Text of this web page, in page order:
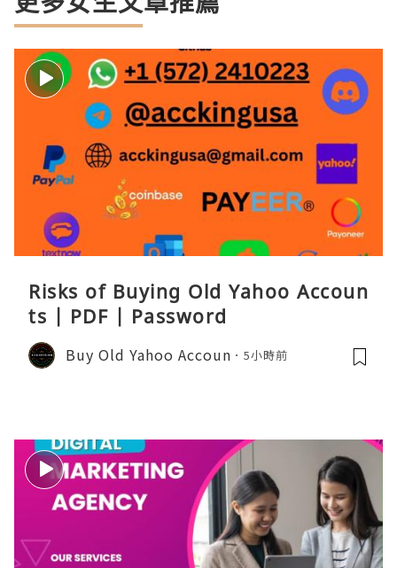
Risks of Buying Old Yahoo Accoun
ts | PDF | Password
Buy Old Yahoo Accoun 5小時前